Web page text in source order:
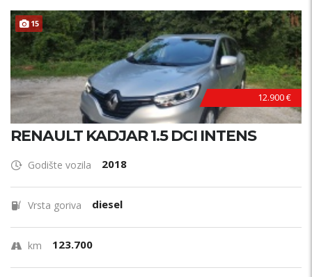
15
12.900 €
RENAULT KADJAR 1.5 DCI INTENS
Godište vozila 2018
Vrsta goriva diesel
km 123.700